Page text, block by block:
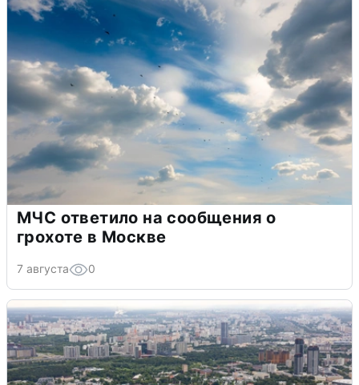
МЧС ответило на сообщения о
грохоте в Москве
7 августа 0